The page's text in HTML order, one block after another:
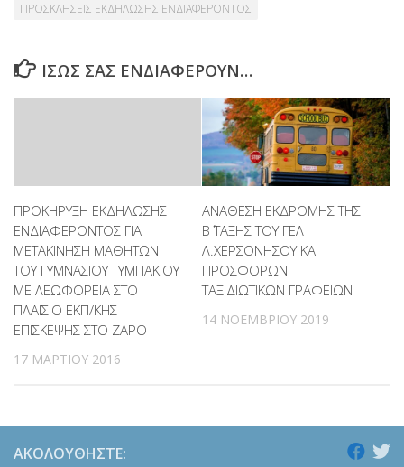
ΠΡΟΣΚΛΗΣΕΙΣ ΕΚΔΗΛΩΣΗΣ ΕΝΔΙΑΦΕΡΟΝΤΟΣ
ΊΣΩΣ ΣΑΣ ΕΝΔΙΑΦΈΡΟΥΝ…
ΠΡΟΚΗΡΥΞΗ ΕΚΔΗΛΩΣΗΣ
ΕΝΔΙΑΦΕΡΟΝΤΟΣ ΓΙΑ
ΜΕΤΑΚΙΝΗΣΗ ΜΑΘΗΤΩΝ
ΤΟΥ ΓΥΜΝΑΣΙΟΥ ΤΥΜΠΑΚΙΟΥ
ΜΕ ΛΕΩΦΟΡΕΙΑ ΣΤΟ
ΠΛΑΙΣΙΟ EKΠ/ΚΗΣ
ΕΠΙΣΚΕΨΗΣ ΣΤΟ ΖΑΡΟ
17 ΜΑΡΤΊΟΥ 2016
ΑΝΑΘΕΣΗ ΕΚΔΡΟΜΗΣ ΤΗΣ
Β΄ ΤΑΞΗΣ ΤΟΥ ΓΕΛ
Λ.ΧΕΡΣΟΝΗΣΟΥ ΚΑΙ
ΠΡΟΣΦΟΡΩΝ
ΤΑΞΙΔΙΩΤΙΚΩΝ ΓΡΑΦΕΙΩΝ
14 ΝΟΕΜΒΡΊΟΥ 2019
ΑΚΟΛΟΥΘΉΣΤΕ: